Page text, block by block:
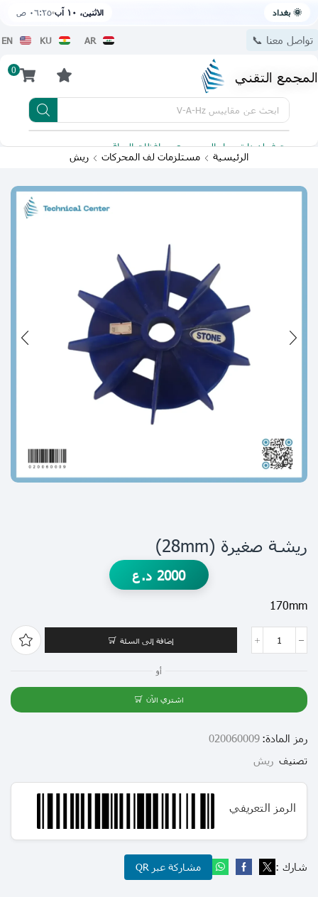
🌞 بغداد الاثنين، ١٠ آب ٠٦:٢٥ ص
تواصل معنا 📞 AR
KU
EN
المجمع التقني 0
ابحث عن مقاييس V-A-Hz
يتوفر لدينا توصيل الى جميع محافظات العراق
الرئيسية مستلزمات لف المحركات ريش
ريشة صغيرة (28mm)
2000 د.ع
170mm
إضافة إلى السلة
أو
اشتري الآن
رمز المادة: 020060009
تصنيف ريش
الرمز التعريفي
شارك : مشاركة عبر QR